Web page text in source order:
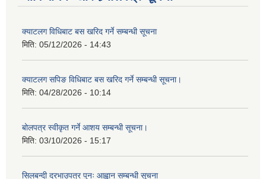
क्याटलग विधिबाट बस खरिद गर्ने सम्बन्धी सूचना
मिति: 05/12/2026 - 14:43
क्याटलग सपिङ विधिबाट बस खरिद गर्ने सम्बन्धी सूचना।
मिति: 04/28/2026 - 10:14
बोलपत्र स्वीकृत गर्ने आशय सम्बन्धी सूचना।
मिति: 03/10/2026 - 15:17
सिलबन्दी दरभाउपत्र पुनः आह्वान सम्बन्धी सूचना